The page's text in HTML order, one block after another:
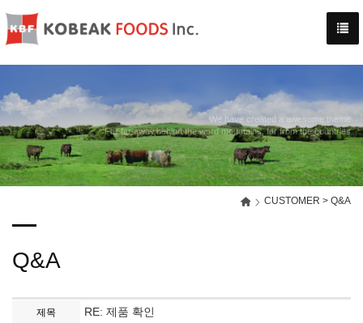
We have created a awesome theme
Far far away,behind the word mountains, far from the countries
CUSTOMER > Q&A
Q&A
제목 RE: 제품 확인